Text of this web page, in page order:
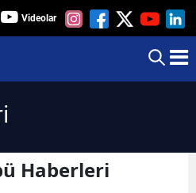
Videolar
Haberleri